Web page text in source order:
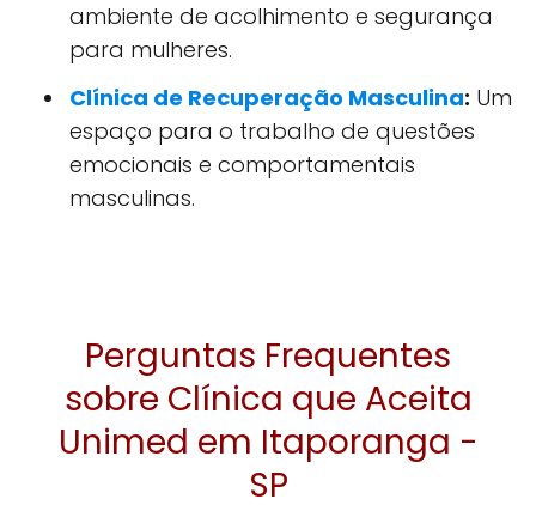
ambiente de acolhimento e segurança
para mulheres.
Clínica de Recuperação Masculina: Um
espaço para o trabalho de questões
emocionais e comportamentais
masculinas.
Perguntas Frequentes
sobre Clínica que Aceita
Unimed em Itaporanga -
SP